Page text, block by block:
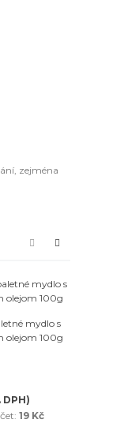
zejména
mydlo s
olejom 100g
DPH)
19 Kč